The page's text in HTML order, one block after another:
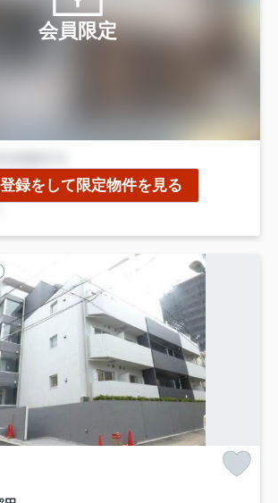
会員限定
録をして限定物件を見る